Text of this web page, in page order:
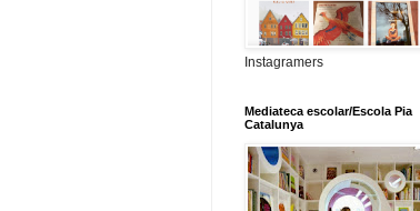
Instagramers
Mediateca escolar/Escola Pia
Catalunya